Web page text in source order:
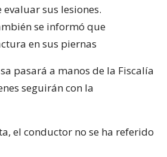
evaluar sus lesiones.
se informó que
en sus piernas
pasará a manos de la Fiscalía
seguirán con la
el conductor no se ha referido